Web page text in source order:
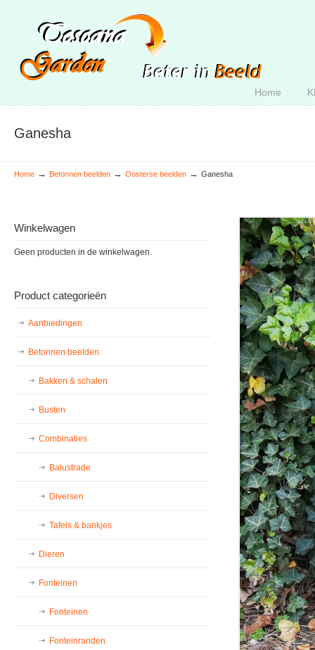
Home
Ganesha
Home → Betonnen beelden → Oosterse beelden → Ganesha
Winkelwagen
Geen producten in de winkelwagen.
Product categorieën
Aanbiedingen
Betonnen beelden
Bakken & schalen
Busten
Combinaties
Balustrade
Diversen
Tafels & bankjes
Dieren
Fonteinen
Fonteinen
Fonteinranden